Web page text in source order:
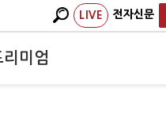
LIVE 전자신문
리미엄